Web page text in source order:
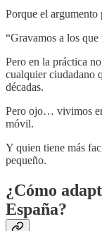
Porque el
“Gravamos a los que
Pero en la práctica
cualquier ciudadano
décadas.
Pero ojo… vivimos
móvil.
Y quien tiene más
pequeño.
¿Cómo
España?